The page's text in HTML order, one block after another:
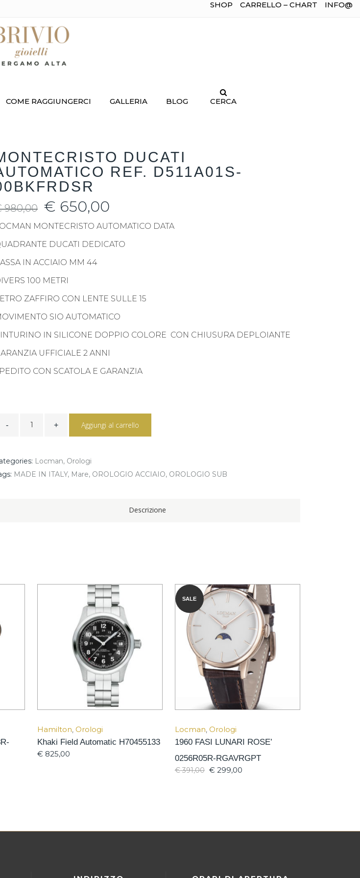
SHOP CARRELLO – CHART INFO@
COME RAGGIUNGERCI GALLERIA BLOG CERCA
DUCATI
REF. D511A01S-
980,00 € 650,00
MONTECRISTO AUTOMATICO DATA
DUCATI DEDICATO
IN ACCIAIO MM 44
100 METRI
ZAFFIRO CON LENTE SULLE 15
SIO AUTOMATICO
IN SILICONE DOPPIO COLORE CON CHIUSURA DEPLOIANTE
UFFICIALE 2 ANNI
CON SCATOLA E GARANZIA
MONTECRISTO
DUCATI
00BKFRDSR
quantity
Aggiungi al carrello
Locman, Orologi
MADE IN ITALY, Mare, OROLOGIO ACCIAIO, OROLOGIO SUB
Descrizione
Hamilton Orologi
Khaki Field Automatic H70455133
€ 825,00
SALE
Locman Orologi
1960 FASI LUNARI ROSE’
0256R05R-RGAVRGPT
€391,00 € 299,00